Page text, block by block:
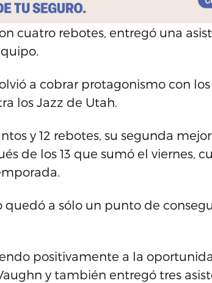
cuatro rebotes, entregó una
a cobrar protagonismo con
los Jazz de Utah.
y 12 rebotes, su segunda
de los 13 que sumó el viernes,
quedó a sólo un punto de
positivamente a la
y también entregó tres